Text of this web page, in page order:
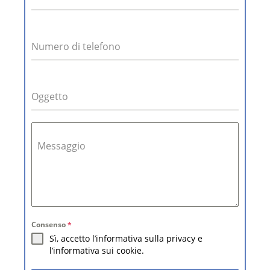
Numero di telefono
Oggetto
Messaggio
Consenso*
Sì, accetto l’informativa sulla privacy e
l’informativa sui cookie.